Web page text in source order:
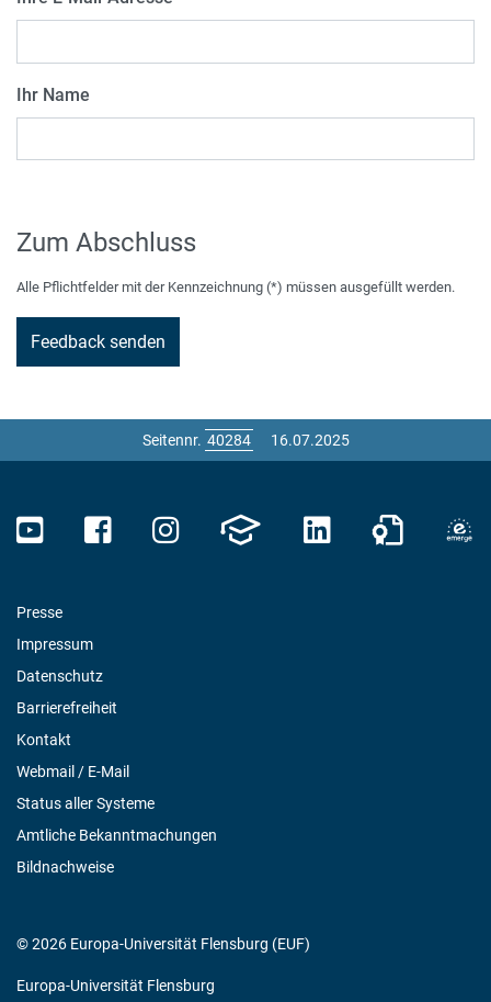
Ihr Name
Zum Abschluss
Alle Pflichtfelder mit der Kennzeichnung (*) müssen ausgefüllt werden.
Seitennr. 16.07.2025
Presse
Impressum
Datenschutz
Barrierefreiheit
Kontakt
Webmail / E-Mail
Status aller Systeme
Amtliche Bekanntmachungen
Bildnachweise
© 2026 Europa-Universität Flensburg (EUF)
Europa-Universität Flensburg